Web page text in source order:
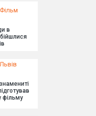
Фільм
в
Львів
фільму